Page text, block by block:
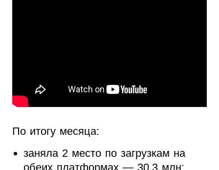
По итогу месяца:
заняла 2 место по загрузкам на
обеих платформах — 30,3 млн;